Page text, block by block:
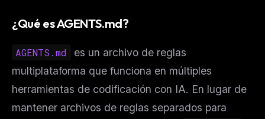
¿Qué es AGENTS.md?
AGENTS.md
es un archivo de reglas
multiplataforma que funciona en múltiples
herramientas de codificación con IA. En lugar de
mantener archivos de reglas separados para